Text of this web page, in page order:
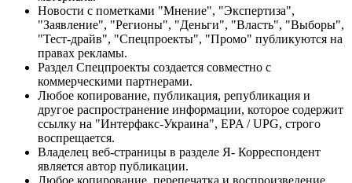
Новости с пометками "Мнение", "Экспертиза",
"Заявление", "Регионы", "Деньги", "Власть", "Выборы",
"Тест-драйв", "Спецпроекты", "Промо" публикуются на
правах рекламы.
Раздел Спецпроекты создается совместно с
коммерческими партнерами.
Любое копирование, публикация, републикация и
другое распространение информации, которое содержит
ссылку на "Интерфакс-Украина", EPA / UPG, строго
воспрещается.
Владелец веб-страницы в разделе Я- Корреспондент
является автор публикации.
Любое копирование, перепечатка и воспроизведение